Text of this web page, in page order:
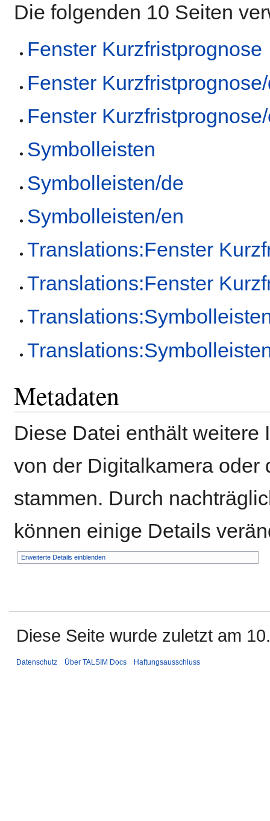
Die folgenden 10 Seiten
Fenster Kurzfristprognose
Fenster
Fenster
Symbolleisten
Symbolleisten/de
Symbolleisten/en
Translations:Fenster
Translations:Fenster
Metadaten
Diese Datei enthält weitere
von der Digitalkamera oder
stammen. Durch
können einige Details
Erweiterte Details einblenden
Diese Seite wurde zuletzt am
Datenschutz Über TALSIM Docs Haftungsausschluss